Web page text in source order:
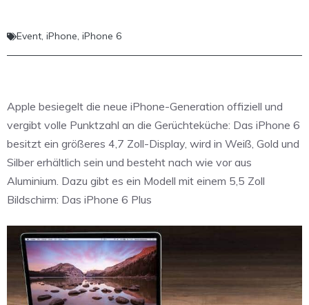
Event, iPhone, iPhone 6
Apple besiegelt die neue iPhone-Generation offiziell und
vergibt volle Punktzahl an die Gerüchteküche: Das iPhone 6
besitzt ein größeres 4,7 Zoll-Display, wird in Weiß, Gold und
Silber erhältlich sein und besteht nach wie vor aus
Aluminium. Dazu gibt es ein Modell mit einem 5,5 Zoll
Bildschirm: Das iPhone 6 Plus